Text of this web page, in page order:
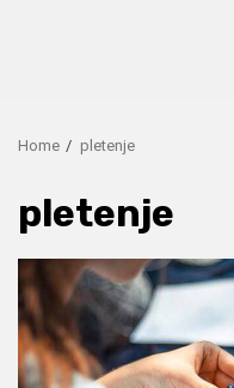
Home pletenje
pletenje